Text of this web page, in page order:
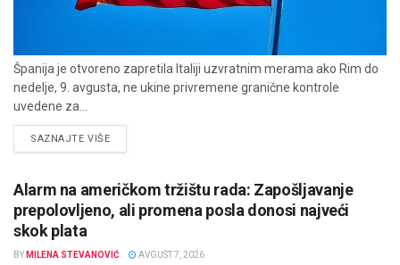
Španija je otvoreno zapretila Italiji uzvratnim merama ako Rim do
nedelje, 9. avgusta, ne ukine privremene granične kontrole
uvedene za...
SAZNAJTE VIŠEDETAILS
Alarm na američkom tržištu rada: Zapošljavanje
prepolovljeno, ali promena posla donosi najveći
skok plata
BY MILENA STEVANOVIĆ AVGUST 7, 2026